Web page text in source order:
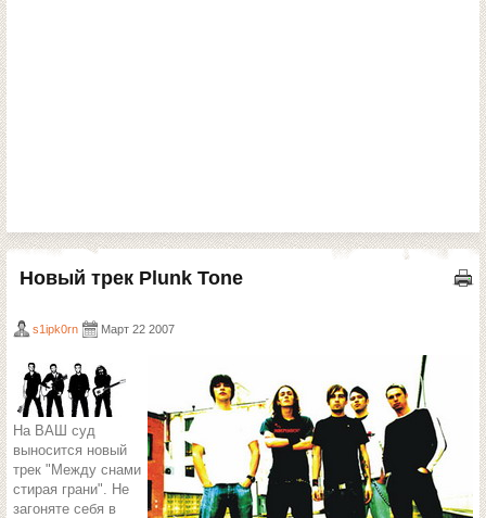
Новый трек Plunk Tone
s1ipk0rn Март 22 2007
На ВАШ суд
выносится новый
трек "Между снами
стирая грани". Не
загоняте себя в